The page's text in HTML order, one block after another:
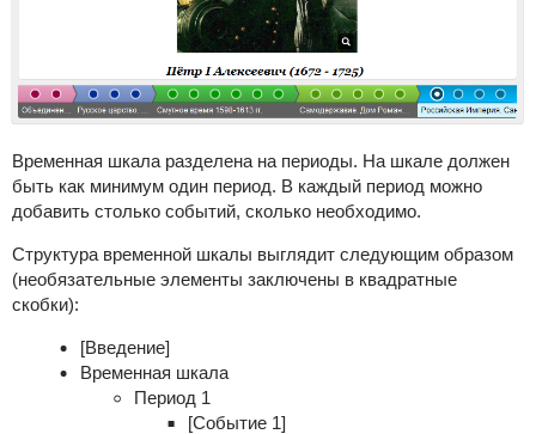
Временная шкала разделена на периоды. На шкале должен
быть как минимум один период. В каждый период можно
добавить столько событий, сколько необходимо.
Структура временной шкалы выглядит следующим образом
(необязательные элементы заключены в квадратные
скобки):
[Введение]
Временная шкала
Период 1
[Событие 1]